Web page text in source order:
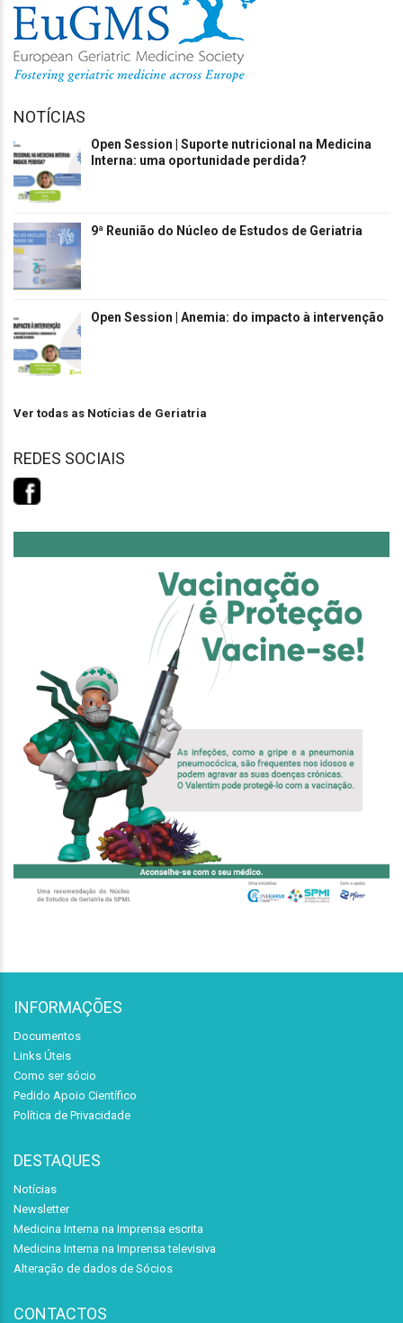
NOTÍCIAS
Open Session | Suporte nutricional na Medicina
Interna: uma oportunidade perdida?
9ª Reunião do Núcleo de Estudos de Geriatria
Open Session | Anemia: do impacto à intervenção
Ver todas as Notícias de Geriatria
REDES SOCIAIS
INFORMAÇÕES
Documentos
Links Úteis
Como ser sócio
Pedido Apoio Científico
Política de Privacidade
DESTAQUES
Notícias
Newsletter
Medicina Interna na Imprensa escrita
Medicina Interna na Imprensa televisiva
Alteração de dados de Sócios
CONTACTOS